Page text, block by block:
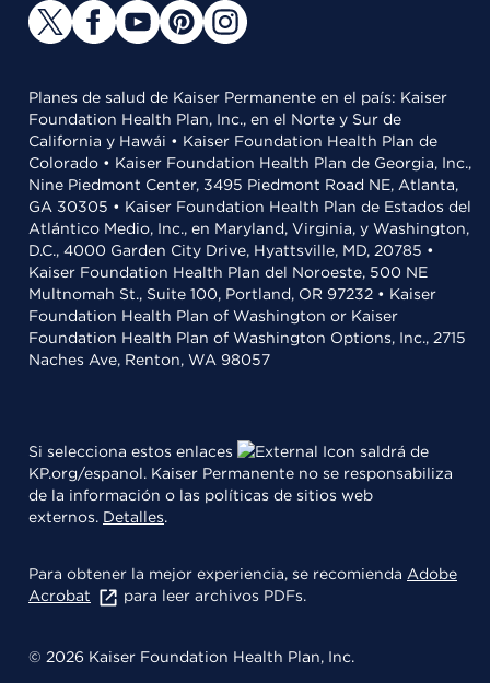
Planes de salud de Kaiser Permanente en el país: Kaiser
Foundation Health Plan, Inc., en el Norte y Sur de
California y Hawái • Kaiser Foundation Health Plan de
Colorado • Kaiser Foundation Health Plan de Georgia, Inc.,
Nine Piedmont Center, 3495 Piedmont Road NE, Atlanta,
GA 30305 • Kaiser Foundation Health Plan de Estados del
Atlántico Medio, Inc., en Maryland, Virginia, y Washington,
D.C., 4000 Garden City Drive, Hyattsville, MD, 20785 •
Kaiser Foundation Health Plan del Noroeste, 500 NE
Multnomah St., Suite 100, Portland, OR 97232 • Kaiser
Foundation Health Plan of Washington or Kaiser
Foundation Health Plan of Washington Options, Inc., 2715
Naches Ave, Renton, WA 98057
Si selecciona estos enlaces
saldrá de
KP.org/espanol. Kaiser Permanente no se responsabiliza
de la información o las políticas de sitios web
externos. Detalles.
Para obtener la mejor experiencia, se recomienda Adobe
Acrobat
para leer archivos PDFs.
© 2026 Kaiser Foundation Health Plan, Inc.